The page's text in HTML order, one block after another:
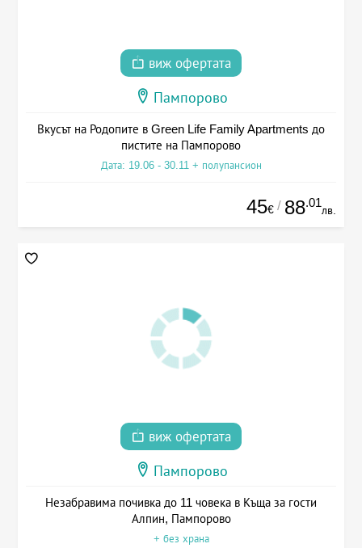
виж офертата
Пампорово
Вкусът на Родопите в Green Life Family Apartments до
пистите на Пампорово
Дата: 19.06 - 30.11 + полупансион
45€ / 88.01
лв.
виж офертата
Пампорово
Незабравима почивка до 11 човека в Къща за гости
Алпин, Пампорово
+ без храна